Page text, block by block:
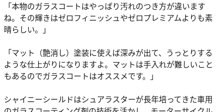
「本物のガラスコートはやっぱり汚れのつき方が違います
ね。その輝きはゼロフィニッシュやゼロプレミアムよりも素
晴らしい。」
「マット（艶消し）塗装に使えば深みが出て、うっとりする
ような仕上がりになりますよ。マットは手入れが難しいこと
もあるのでガラスコートはオススメです。」
シャイニーシールドはシュアラスターが長年培ってきた車用